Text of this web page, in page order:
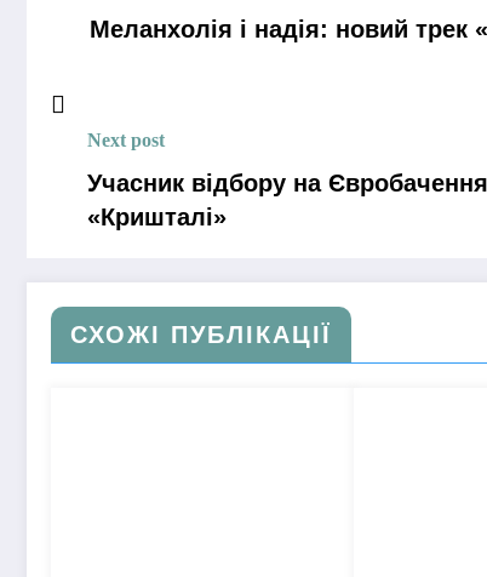
Меланхолія і надія: новий трек
Next post
Учасник відбору на
«Кришталі»
СХОЖІ ПУБЛІКАЦІЇ